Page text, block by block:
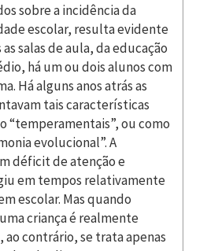
sobre a incidência da
escolar, resulta evidente
salas de aula, da educação
há um ou dois alunos com
Há alguns anos atrás as
tais características
“temperamentais”, ou como
evolucional”. A
déficit de atenção e
em tempos relativamente
escolar. Mas quando
criança é realmente
contrário, se trata apenas